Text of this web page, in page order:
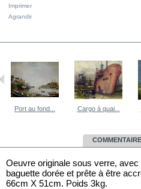
Imprimer
Agrandir
Port au fond... Cargo à quai...
Oeuvre originale sous verre,
baguette dorée et prête à être
66cm X 51cm. Poids 3kg.